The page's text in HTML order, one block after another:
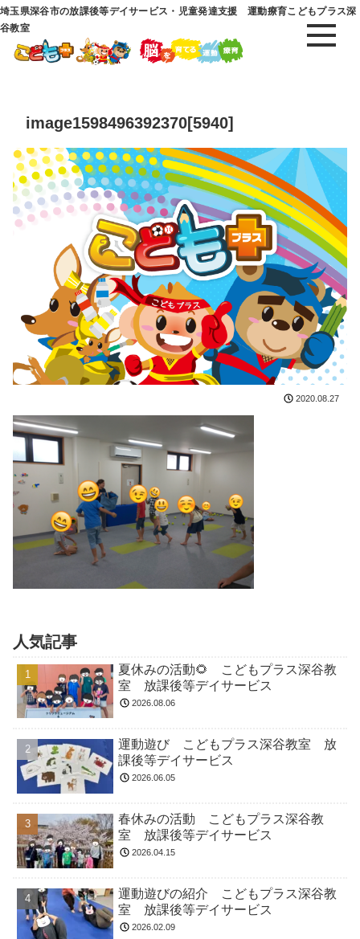
埼玉県深谷市の放課後等デイサービス・児童発達支援 運動療育こどもプラス深
谷教室
image1598496392370[5940]
2020.08.27
人気記事
夏休みの活動🌻 こどもプラス深谷教
室 放課後等デイサービス
2026.08.06
運動遊び こどもプラス深谷教室 放
課後等デイサービス
2026.06.05
春休みの活動 こどもプラス深谷教
室 放課後等デイサービス
2026.04.15
運動遊びの紹介 こどもプラス深谷教
室 放課後等デイサービス
2026.02.09